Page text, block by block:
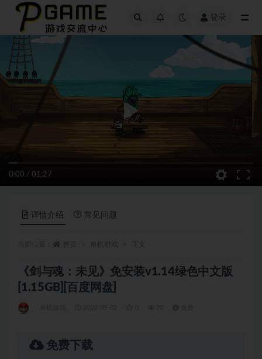
登录
0:00 / 01:27
详情介绍 常见问题
《剑与魂：未见》免安装v1.14绿色中文版
[1.15GB][百度网盘]
免费下载
全部